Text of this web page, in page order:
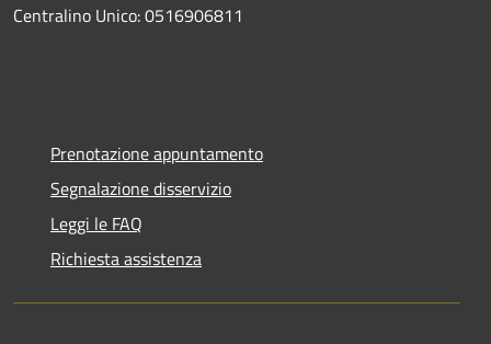
Centralino Unico: 0516906811
Prenotazione appuntamento
Segnalazione disservizio
Leggi le FAQ
Richiesta assistenza